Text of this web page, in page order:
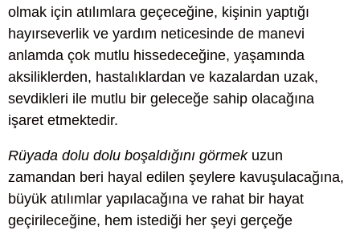
olmak için atılımlara geçeceğine, kişinin yaptığı
hayırseverlik ve yardım neticesinde de manevi
anlamda çok mutlu hissedeceğine, yaşamında
aksiliklerden, hastalıklardan ve kazalardan uzak,
sevdikleri ile mutlu bir geleceğe sahip olacağına
işaret etmektedir.
Rüyada dolu dolu boşaldığını görmekuzun
zamandan beri hayal edilen şeylere kavuşulacağına,
büyük atılımlar yapılacağına ve rahat bir hayat
geçirileceğine, hem istediği her şeyi gerçeğe